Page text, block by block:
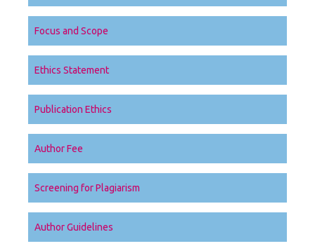
Focus and Scope
Ethics Statement
Publication Ethics
Author Fee
Screening for Plagiarism
Author Guidelines